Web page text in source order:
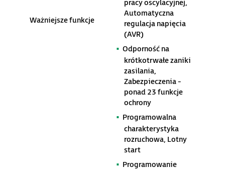
Ważniejsze funkcje
pracy oscylacyjnej,
Automatyczna
regulacja napięcia
(AVR)
Odporność na
krótkotrwałe zaniki
zasilania,
Zabezpieczenia -
ponad 23 funkcje
ochrony
Programowalna
charakterystyka
rozruchowa, Lotny
start
Programowanie